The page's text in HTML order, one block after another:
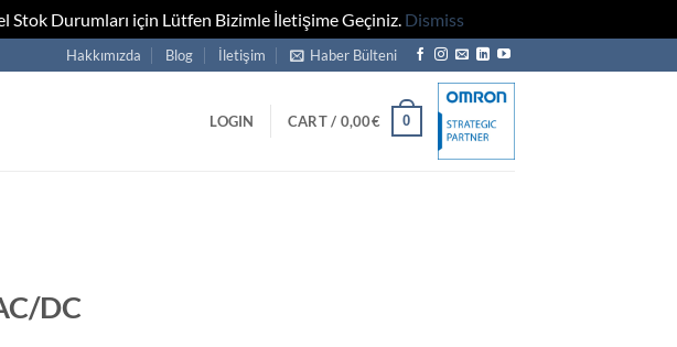
Stok Durumları için Lütfen Bizimle İletişime Geçiniz. Dismiss
Hakkımızda Blog İletişim Haber Bülteni
LOGIN CART / 0,00€ 0
DC